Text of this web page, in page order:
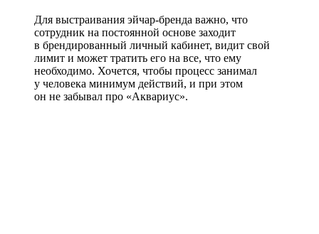
Для выстраивания эйчар-бренда важно, что
сотрудник на постоянной основе заходит
в брендированный личный кабинет, видит свой
лимит и может тратить его на все, что ему
необходимо. Хочется, чтобы процесс занимал
у человека минимум действий, и при этом
он не забывал про «Аквариус».